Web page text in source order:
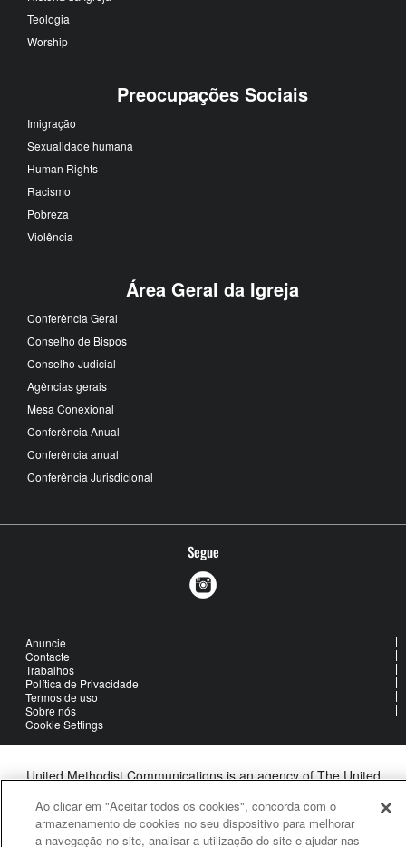
Teologia
Worship
Preocupações Sociais
Imigração
Sexualidade humana
Human Rights
Racismo
Pobreza
Violência
Área Geral da Igreja
Conferência Geral
Conselho de Bispos
Conselho Judicial
Agências gerais
Mesa Conexional
Conferência Anual
Conferência anual
Conferência Jurisdicional
Segue
Anuncie
Contacte
Trabalhos
Política de Privacidade
Termos de uso
Sobre nós
Cookie Settings
United Methodist Communications is an agency of The United
©2026United Methodist Communications. All Rights Reserved
Ao clicar em "Aceitar todos os cookies", concorda com o
armazenamento de cookies no seu dispositivo para melhorar
a navegação no site, analisar a utilização do site e ajudar nas